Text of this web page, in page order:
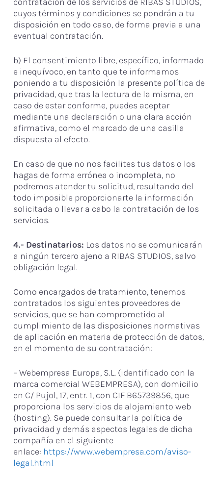
cuyos términos y condiciones se pondrán a tu
disposición en todo caso, de forma previa a una
eventual contratación.
b) El consentimiento libre, específico, informado
e inequívoco, en tanto que te informamos
poniendo a tu disposición la presente política de
privacidad, que tras la lectura de la misma, en
caso de estar conforme, puedes aceptar
mediante una declaración o una clara acción
afirmativa, como el marcado de una casilla
dispuesta al efecto.
En caso de que no nos facilites tus datos o los
hagas de forma errónea o incompleta, no
podremos atender tu solicitud, resultando del
todo imposible proporcionarte la información
solicitada o llevar a cabo la contratación de los
servicios.
4.- Destinatarios: Los datos no se comunicarán
a ningún tercero ajeno a RIBAS STUDIOS, salvo
obligación legal.
Como encargados de tratamiento, tenemos
contratados los siguientes proveedores de
servicios, que se han comprometido al
cumplimiento de las disposiciones normativas
de aplicación en materia de protección de datos,
en el momento de su contratación:
– Webempresa Europa, S.L. (identificado con la
marca comercial WEBEMPRESA), con domicilio
en C/ Pujol, 17, entr. 1, con CIF B65739856, que
proporciona los servicios de alojamiento web
(hosting). Se puede consultar la política de
privacidad y demás aspectos legales de dicha
compañía en el siguiente
enlace: https://www.webempresa.com/aviso-
legal.html